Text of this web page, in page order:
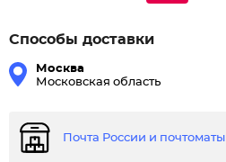
Способы доставки
Москва
Московская область
Почта России и почтоматы